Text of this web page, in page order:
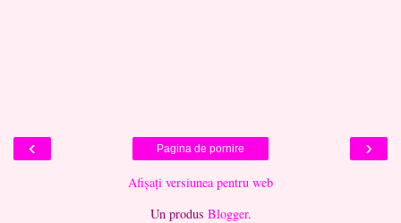
‹ ›
Pagina de pornire
Afișați versiunea pentru web
Un produs Blogger.